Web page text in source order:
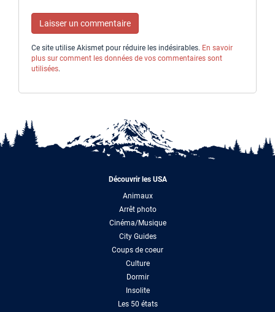
Ce site utilise Akismet pour réduire les indésirables. En savoir
plus sur comment les données de vos commentaires sont
utilisées.
Découvrir les USA
Animaux
Arrêt photo
Cinéma/Musique
City Guides
Coups de coeur
Culture
Dormir
Insolite
Les 50 états